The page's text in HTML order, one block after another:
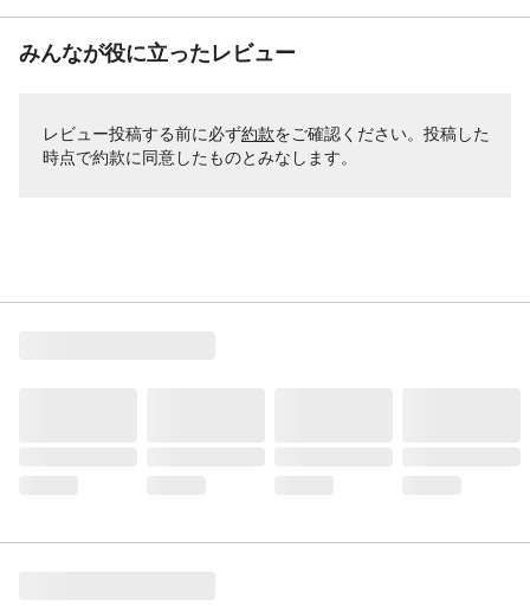
みんなが役に立ったレビュー
レビュー投稿する前に必ず約款をご確認ください。投稿した
時点で約款に同意したものとみなします。